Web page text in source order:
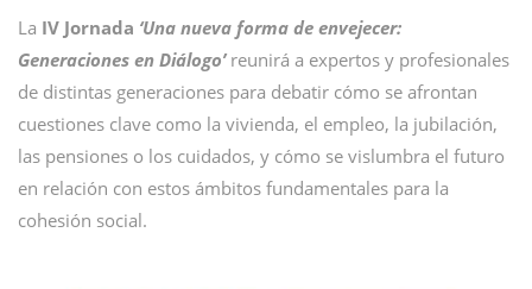
La IV Jornada ‘Una nueva forma de envejecer:
Generaciones en Diálogo’reunirá a expertos y profesionales
de distintas generaciones para debatir cómo se afrontan
cuestiones clave como la vivienda, el empleo, la jubilación,
las pensiones o los cuidados, y cómo se vislumbra el futuro
en relación con estos ámbitos fundamentales para la
cohesión social.